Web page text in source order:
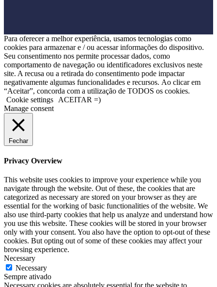
Para oferecer a melhor experiência, usamos tecnologias como
cookies para armazenar e / ou acessar informações do dispositivo.
Seu consentimento nos permite processar dados, como
comportamento de navegação ou identificadores exclusivos neste
site. A recusa ou a retirada do consentimento pode impactar
negativamente algumas funcionalidades e recursos. Ao clicar em
“Aceitar”, concorda com a utilização de TODOS os cookies.
Cookie settings
ACEITAR =)
Manage consent
Fechar
Privacy Overview
This website uses cookies to improve your experience while you
navigate through the website. Out of these, the cookies that are
categorized as necessary are stored on your browser as they are
essential for the working of basic functionalities of the website. We
also use third-party cookies that help us analyze and understand how
you use this website. These cookies will be stored in your browser
only with your consent. You also have the option to opt-out of these
cookies. But opting out of some of these cookies may affect your
browsing experience.
Necessary
Necessary
Sempre ativado
Necessary cookies are absolutely essential for the website to